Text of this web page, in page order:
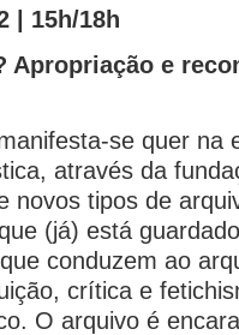
| 15h/18h
Apropriação e
se quer na
através da
novos tipos de
(já) está
conduzem ao
crítica e
O arquivo é